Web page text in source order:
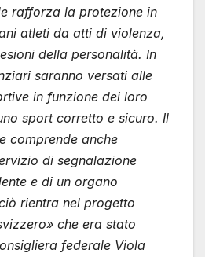
rafforza la protezione in
atleti da atti di violenza,
della personalità. In
saranno versati alle
in funzione dei loro
sport corretto e sicuro. Il
comprende anche
di segnalazione
e di un organo
rientra nel progetto
che era stato
federale Viola